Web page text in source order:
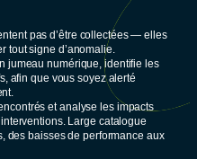
pas d’être collectées — elles
tout signe d’anomalie.
jumeau numérique, identifie les
afin que vous soyez alerté
et analyse les impacts
Large catalogue
des baisses de performance aux